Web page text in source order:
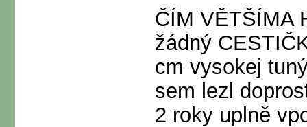
ČÍM VĚTŠÍMA
žádný
cm vysokej
sem lezl
2 roky uplně